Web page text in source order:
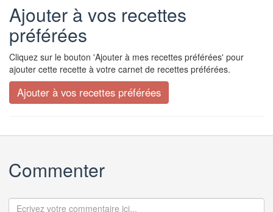
Ajouter à vos recettes
préférées
Cliquez sur le bouton 'Ajouter à mes recettes préférées' pour
ajouter cette recette à votre carnet de recettes préférées.
Commenter